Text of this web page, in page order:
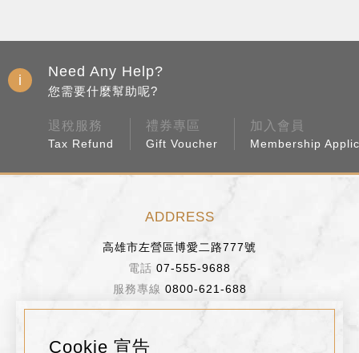
Cookie 宣告
Need Any Help?
您需要什麼幫助呢?
退稅服務
Tax Refund
禮券專區
Gift Voucher
加入會員
Membership
ADDRESS
高雄市左營區博愛二路777號
07-555-9688
0800-621-688